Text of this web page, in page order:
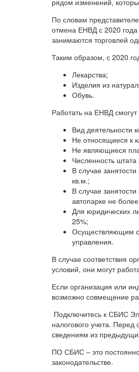
По словам
отмена ЕНВД с 2020 года
занимаются торговлей
Таким образом, с 2020
Лекарства;
Изделия из
Обувь.
Работать на ЕНВД
Вид деятельности
Не относящиеся к
Не являющиеся
Численность
В случае
кв.м.;
В случае
автопарке не
Для юридических
25%;
Осуществляющим
управления.
В случае соответствия
условий, они могут
Если организация или
возможно совмещение
Подключитесь к СБИС
налогового учета. Перед
сведениям из
ПО СБИС – это
законодательстве.